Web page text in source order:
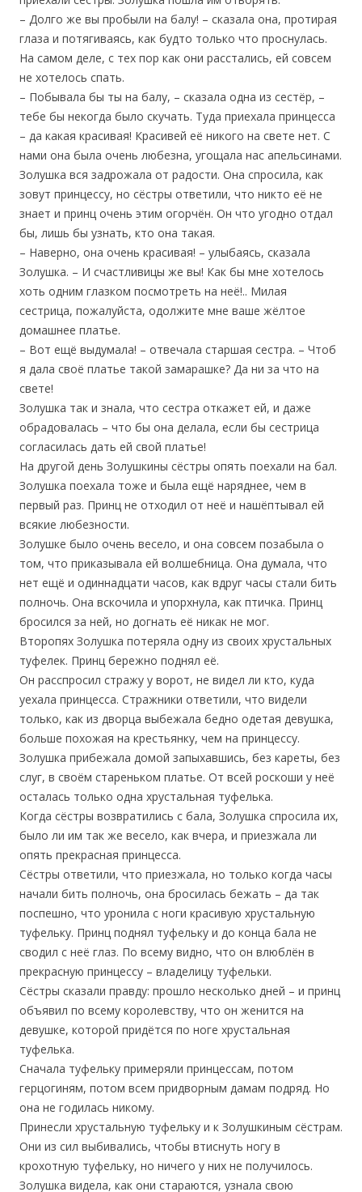
– Долго же вы пробыли на балу! – сказала она, протирая
глаза и потягиваясь, как будто только что проснулась.
На самом деле, с тех пор как они расстались, ей совсем
не хотелось спать.
– Побывала бы ты на балу, – сказала одна из сестёр, –
тебе бы некогда было скучать. Туда приехала принцесса
– да какая красивая! Красивей её никого на свете нет. С
нами она была очень любезна, угощала нас апельсинами.
Золушка вся задрожала от радости. Она спросила, как
зовут принцессу, но сёстры ответили, что никто её не
знает и принц очень этим огорчён. Он что угодно отдал
бы, лишь бы узнать, кто она такая.
– Наверно, она очень красивая! – улыбаясь, сказала
Золушка. – И счастливицы же вы! Как бы мне хотелось
хоть одним глазком посмотреть на неё!.. Милая
сестрица, пожалуйста, одолжите мне ваше жёлтое
домашнее платье.
– Вот ещё выдумала! – отвечала старшая сестра. – Чтоб
я дала своё платье такой замарашке? Да ни за что на
свете!
Золушка так и знала, что сестра откажет ей, и даже
обрадовалась – что бы она делала, если бы сестрица
согласилась дать ей свой платье!
На другой день Золушкины сёстры опять поехали на бал.
Золушка поехала тоже и была ещё наряднее, чем в
первый раз. Принц не отходил от неё и нашёптывал ей
всякие любезности.
Золушке было очень весело, и она совсем позабыла о
том, что приказывала ей волшебница. Она думала, что
нет ещё и одиннадцати часов, как вдруг часы стали бить
полночь. Она вскочила и упорхнула, как птичка. Принц
бросился за ней, но догнать её никак не мог.
Второпях Золушка потеряла одну из своих хрустальных
туфелек. Принц бережно поднял её.
Он расспросил стражу у ворот, не видел ли кто, куда
уехала принцесса. Стражники ответили, что видели
только, как из дворца выбежала бедно одетая девушка,
больше похожая на крестьянку, чем на принцессу.
Золушка прибежала домой запыхавшись, без кареты, без
слуг, в своём стареньком платье. От всей роскоши у неё
осталась только одна хрустальная туфелька.
Когда сёстры возвратились с бала, Золушка спросила их,
было ли им так же весело, как вчера, и приезжала ли
опять прекрасная принцесса.
Сёстры ответили, что приезжала, но только когда часы
начали бить полночь, она бросилась бежать – да так
поспешно, что уронила с ноги красивую хрустальную
туфельку. Принц поднял туфельку и до конца бала не
сводил с неё глаз. По всему видно, что он влюблён в
прекрасную принцессу – владелицу туфельки.
Сёстры сказали правду: прошло несколько дней – и принц
объявил по всему королевству, что он женится на
девушке, которой придётся по ноге хрустальная
туфелька.
Сначала туфельку примеряли принцессам, потом
герцогиням, потом всем придворным дамам подряд. Но
она не годилась никому.
Принесли хрустальную туфельку и к Золушкиным сёстрам.
Они из сил выбивались, чтобы втиснуть ногу в
крохотную туфельку, но ничего у них не получилось.
Золушка видела, как они стараются, узнала свою